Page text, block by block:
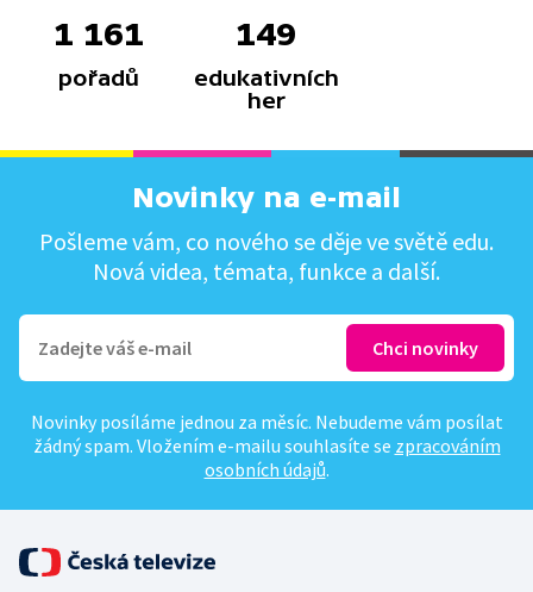
1 161
pořadů
149
edukativních
her
Novinky na e-mail
Pošleme vám, co nového se děje ve světě edu.
Nová videa, témata, funkce a další.
Novinky posíláme jednou za měsíc. Nebudeme vám posílat
žádný spam. Vložením e-mailu souhlasíte se zpracováním
osobních údajů.